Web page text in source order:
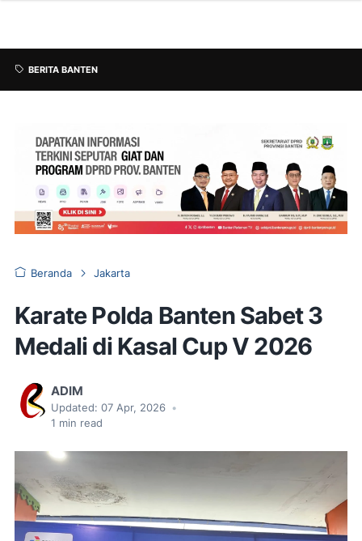
BERITA BANTEN
Beranda Jakarta
Karate Polda Banten Sabet 3
Medali di Kasal Cup V 2026
ADIM
Updated: 07 Apr, 2026 •
1 min read